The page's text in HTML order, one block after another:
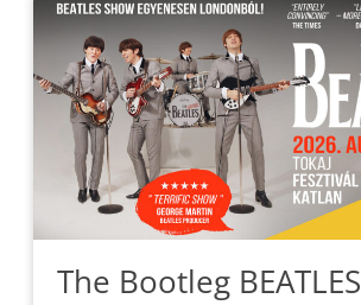
The Bootleg BEATLES